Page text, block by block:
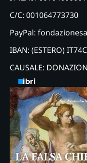
C/C: 001064773730
PayPal:
IBAN: (ESTERO)
CAUSALE:
Libri